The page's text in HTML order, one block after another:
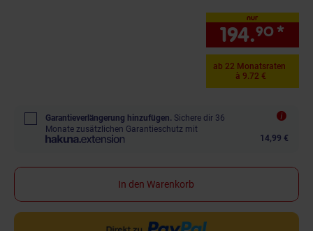
nur
194.90 *
ab 22 Monatsraten
à 9.72 €
Garantieverlängerung hinzufügen. Sichere dir 36
Monate zusätzlichen Garantieschutz mit
14,99 €
In den Warenkorb